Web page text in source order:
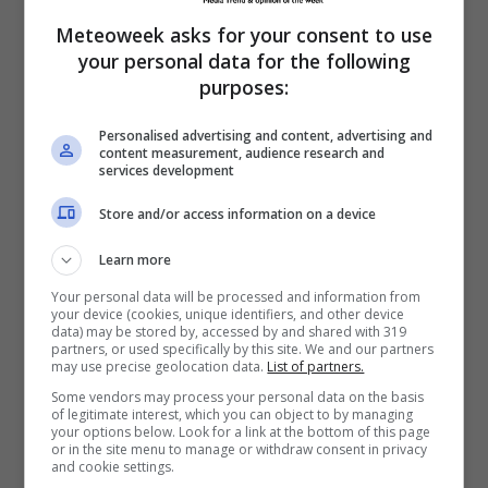
non si vede ma chi conosce la sua intimità lo
riconoscerebbe subito…”.
La ragazza palesemente in cerca
di visibilità ma, anche se fosse
Meteoweek asks for your consent to use
your personal data for the following
purposes:
Personalised advertising and content, advertising and
content measurement, audience research and
services development
Store and/or access information on a device
Learn more
Your personal data will be processed and information from
your device (cookies, unique identifiers, and other device
data) may be stored by, accessed by and shared with 319
partners, or used specifically by this site. We and our partners
may use precise geolocation data. List of partners.
Some vendors may process your personal data on the basis
of legitimate interest, which you can object to by managing
your options below. Look for a link at the bottom of this page
or in the site menu to manage or withdraw consent in privacy
and cookie settings.